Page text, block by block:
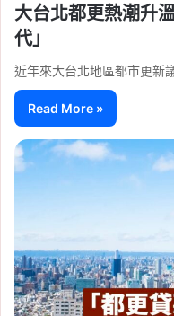
大台北都更熱潮升
代」
近年來大台北地區都市更新
Read More »